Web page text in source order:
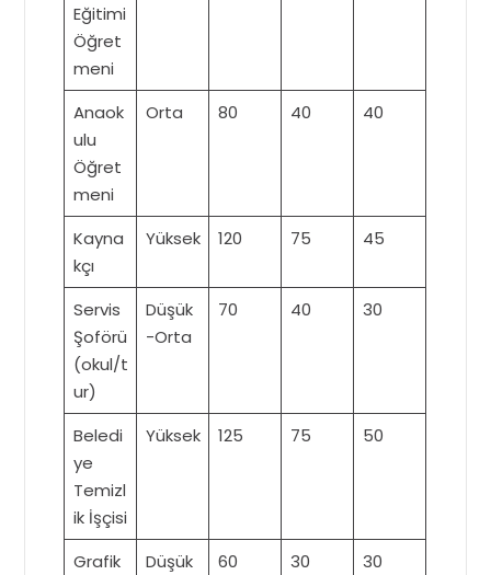
Eğitimi
Öğret
meni
Anaok
ulu
Öğret
meni
Orta 80 40 40
Kayna
kçı
Yüksek 120 75 45
Servis
Şoförü
(okul/t
ur)
Düşük
-Orta
70 40 30
Beledi
ye
Temizl
ik İşçisi
Yüksek 125 75 50
Grafik
Düşük 60 30 30